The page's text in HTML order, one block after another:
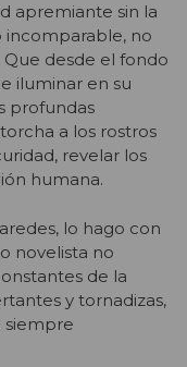
apremiante sin la
incomparable, no
desde el fondo
iluminar en su
profundas
a los rostros
revelar los
humana.
lo hago con
novelista no
de la
y tornadizas,
siempre